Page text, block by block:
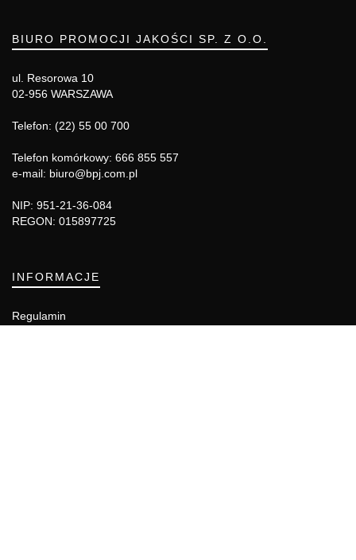
BIURO PROMOCJI JAKOŚCI SP. Z O.O.
ul. Resorowa 10
02-956 WARSZAWA
Telefon: (22) 55 00 700
Telefon komórkowy: 666 855 557
e-mail: biuro@bpj.com.pl
NIP: 951-21-36-084
REGON: 015897725
INFORMACJE
Regulamin